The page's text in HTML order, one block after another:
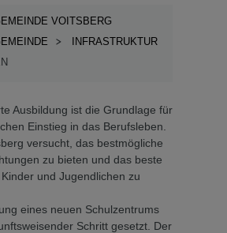
VOITSBERG
INFRASTRUKTUR
Ausbildung ist die Grundlage für
Einstieg in das Berufsleben.
versucht, das bestmögliche
zu bieten und das beste
und Jugendlichen zu
eines neuen Schulzentrums
Schritt gesetzt. Der